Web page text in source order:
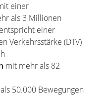
einer
als 3 Millionen
einer
Verkehrsstärke (DTV)
mit mehr als 82
50.000 Bewegungen